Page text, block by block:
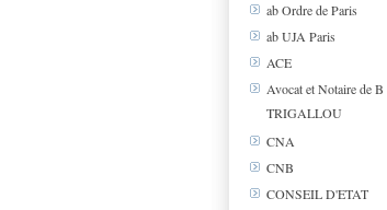
ab Ordre de Paris
ab UJA Paris
ACE
Avocat et Notaire de B
TRIGALLOU
CNA
CNB
CONSEIL D'ETAT